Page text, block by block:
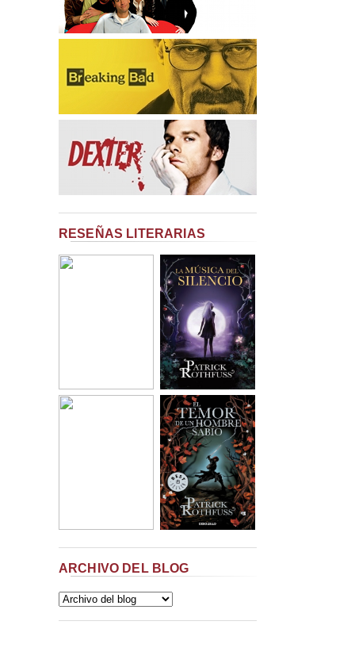
RESEÑAS LITERARIAS
ARCHIVO DEL BLOG